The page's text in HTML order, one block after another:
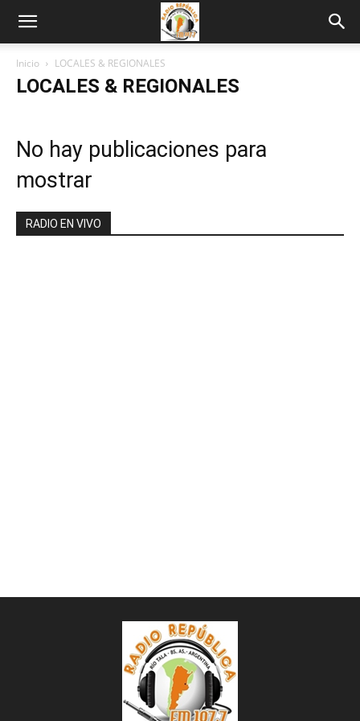
Inicio LOCALES & REGIONALES
LOCALES & REGIONALES
No hay publicaciones para
mostrar
RADIO EN VIVO